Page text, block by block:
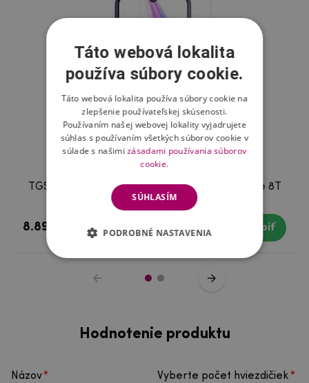
TGS tvrdené sklo pre mobil Xiaomi Redmi Note 8T
8.89 € Skladom Kúpiť
Hodnotenie produktu
Názov Vyberte počet hviezdičiek
Táto webová lokalita
používa súbory cookie.
Táto webová lokalita používa súbory cookie na
zlepšenie používateľskej skúsenosti.
Používaním našej webovej lokality vyjadrujete
súhlas s používaním všetkých súborov cookie v
súlade s našimizásadami používania súborov
cookie.
SÚHLASÍM
PODROBNÉ NASTAVENIA